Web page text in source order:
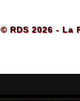
© RDS 2026 - La